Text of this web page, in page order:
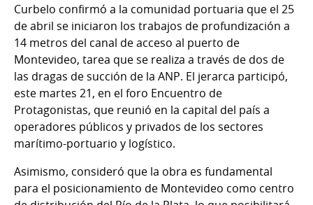
Curbelo confirmó a la comunidad portuaria que el 25
de abril se iniciaron los trabajos de profundización a
14 metros del canal de acceso al puerto de
Montevideo, tarea que se realiza a través de dos de
las dragas de succión de la ANP. El jerarca participó,
este martes 21, en el foro Encuentro de
Protagonistas, que reunió en la capital del país a
operadores públicos y privados de los sectores
marítimo-portuario y logístico.
Asimismo, consideró que la obra es fundamental
para el posicionamiento de Montevideo como centro